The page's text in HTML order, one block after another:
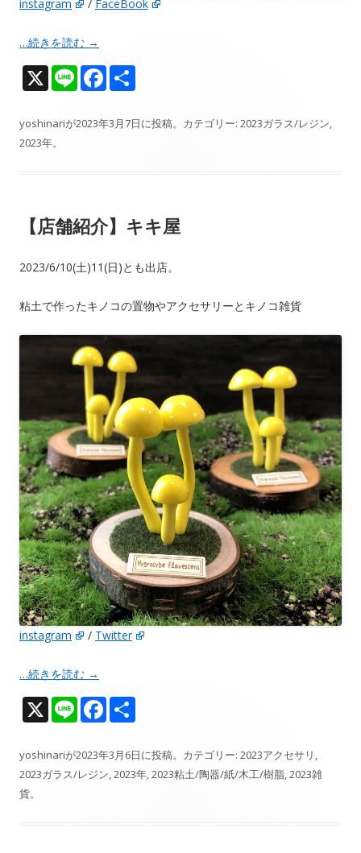
instagram / FaceBook
…続きを読む →
X Li
e
F
e
k
yoshinariが2023年3月7日に投稿。カテゴリー: 2023ガラス/レジン
2023年。
【店舗紹介】キキ屋
2023/6/10(土)11(日)とも出店。
粘土で作ったキノコの置物やアクセサリーとキノコ雑貨
instagram / Twitter
…続きを読む →
X Li
e
F
e
b
yoshinariが2023年3月6日に投稿。カテゴリー: 2023アクセサリ ,
2023ガラス/レジン,2023年,2023粘土/陶器/紙/木工/樹脂,2023雑
貨。